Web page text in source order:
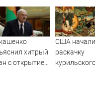
хитрый
с открытием
США начали
раскачку